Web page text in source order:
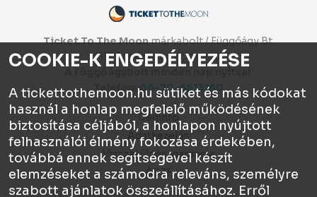
Ticket To The Moonmárkabolt / Függőágy Bt.
1112 Budapest, Olt utca 10.
Telefon:06-70-6513160
Céginfo
Adatkezelés
Visszaküldés, garancia
ÁSZF
COOKIE-K ENGEDÉLYEZÉSE
A tickettothemoon.hu sütiket és más kódokat
használ a honlap megfelelő működésének
biztosítása céljából, a honlapon nyújtott
felhasználói élmény fokozása érdekében,
továbbá ennek segítségével készít
elemzéseket a számodra releváns, személyre
szabott ajánlatok összeállításához. Erről